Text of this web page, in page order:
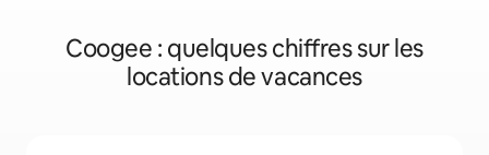
Coogee : quelques chiffres sur les
locations de vacances